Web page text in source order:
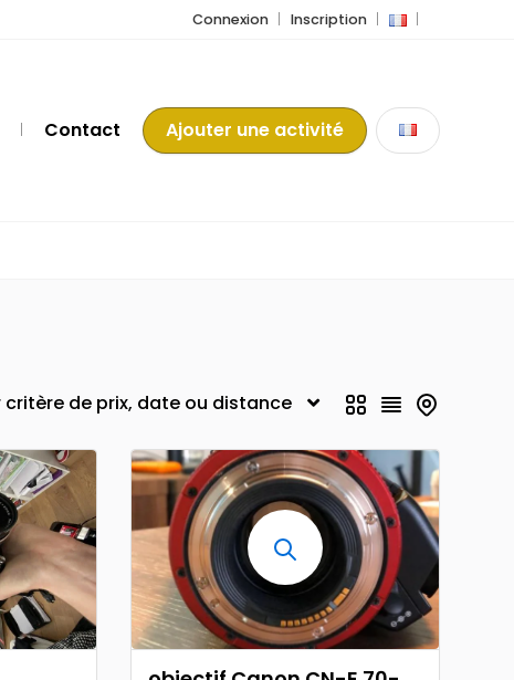
Connexion Inscription
Contact Ajouter une activité